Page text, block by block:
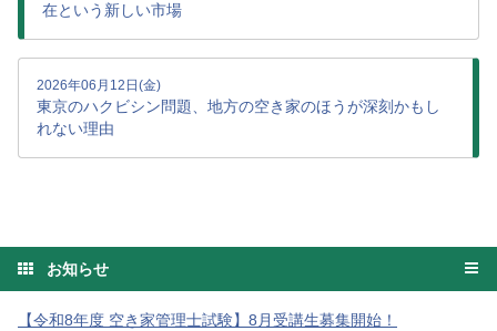
在という新しい市場
2026年06月12日(金)
東京のハクビシン問題、地方の空き家のほうが深刻かもし
れない理由
お知らせ
【令和8年度 空き家管理士試験】8月受講生募集開始！